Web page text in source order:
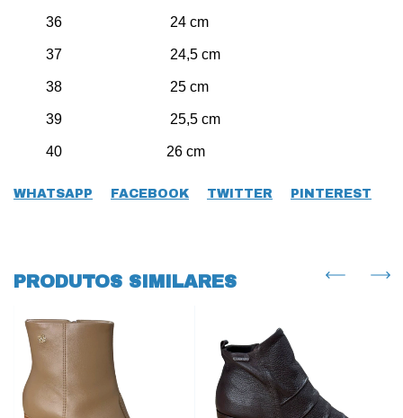
36 24 cm
37 24,5 cm
38 25 cm
39 25,5 cm
40 26 cm
WHATSAPP FACEBOOK TWITTER PINTEREST
PRODUTOS SIMILARES